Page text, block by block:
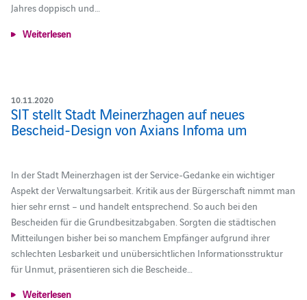
Jahres doppisch und…
Weiterlesen
10.11.2020
SIT stellt Stadt Meinerzhagen auf neues
Bescheid-Design von Axians Infoma um
In der Stadt Meinerzhagen ist der Service-Gedanke ein wichtiger
Aspekt der Verwaltungsarbeit. Kritik aus der Bürgerschaft nimmt man
hier sehr ernst – und handelt entsprechend. So auch bei den
Bescheiden für die Grundbesitzabgaben. Sorgten die städtischen
Mitteilungen bisher bei so manchem Empfänger aufgrund ihrer
schlechten Lesbarkeit und unübersichtlichen Informationsstruktur
für Unmut, präsentieren sich die Bescheide…
Weiterlesen